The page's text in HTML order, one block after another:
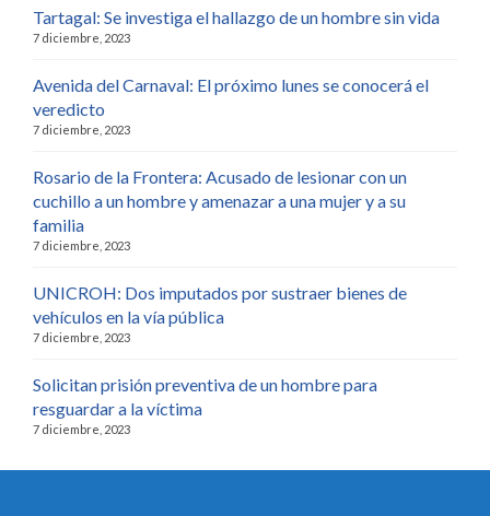
Tartagal: Se investiga el hallazgo de un hombre sin vida
7 diciembre, 2023
Avenida del Carnaval: El próximo lunes se conocerá el
veredicto
7 diciembre, 2023
Rosario de la Frontera: Acusado de lesionar con un
cuchillo a un hombre y amenazar a una mujer y a su
familia
7 diciembre, 2023
UNICROH: Dos imputados por sustraer bienes de
vehículos en la vía pública
7 diciembre, 2023
Solicitan prisión preventiva de un hombre para
resguardar a la víctima
7 diciembre, 2023